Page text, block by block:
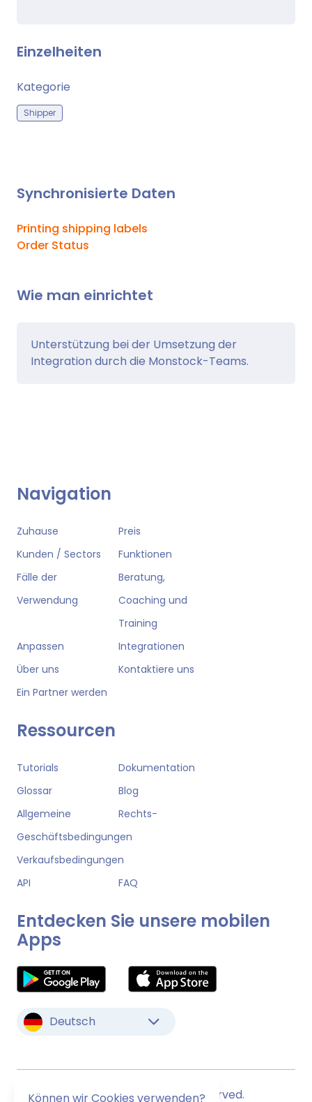
Einzelheiten
Kategorie
Shipper
Synchronisierte Daten
Printing shipping labels
Order Status
Wie man einrichtet
Unterstützung bei der Umsetzung der
Integration durch die Monstock-Teams.
Navigation
Zuhause
Preis
Kunden / Sectors
Funktionen
Fälle der
Verwendung
Beratung,
Coaching und
Training
Anpassen
Integrationen
Über uns
Kontaktiere uns
Ein Partner werden
Ressourcen
Tutorials
Dokumentation
Glossar
Blog
Allgemeine
Geschäftsbedingungen
Verkaufsbedingungen
Rechts-
API FAQ
Entdecken Sie unsere mobilen
Apps
Deutsch
© Monstock. All Rights Reserved.
Können wir Cookies verwenden?